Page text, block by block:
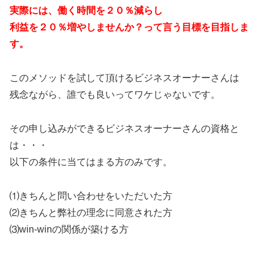
実際には、働く時間を２０％減らし
利益を２０％増やしませんか？って言う目標を目指しま
す。
このメソッドを試して頂けるビジネスオーナーさんは
残念ながら、誰でも良いってワケじゃないです。
その申し込みができるビジネスオーナーさんの資格と
は・・・
以下の条件に当てはまる方のみです。
⑴きちんと問い合わせをいただいた方
⑵きちんと弊社の理念に同意された方
⑶win-winの関係が築ける方